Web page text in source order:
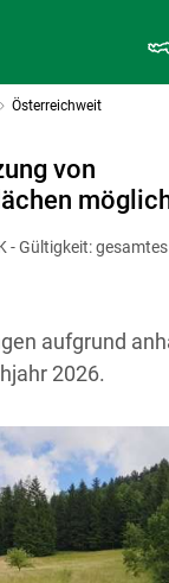
Österreichweit
von
- Gültigkeit: gesamtes
aufgrund
2026.